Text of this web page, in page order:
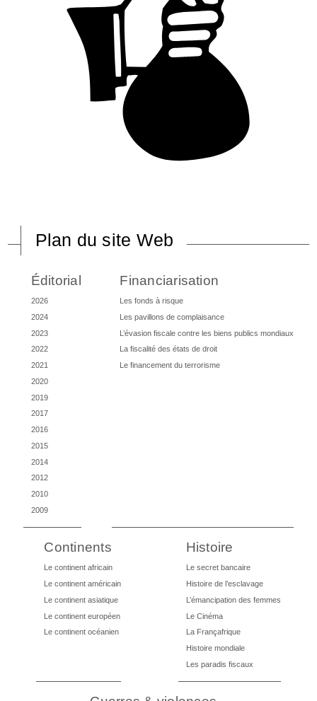
Plan du site Web
Éditorial
2026
2024
2023
2022
2021
2020
2019
2017
2016
2015
2014
2012
2010
2009
Financiarisation
Les fonds à risque
Les pavillons de complaisance
L’évasion fiscale contre les biens publics mondiaux
La fiscalité des états de droit
Le financement du terrorisme
Continents
Le continent africain
Le continent américain
Le continent asiatique
Le continent européen
Le continent océanien
Histoire
Le secret bancaire
Histoire de l’esclavage
L’émancipation des femmes
Le Cinéma
La Françafrique
Histoire mondiale
Les paradis fiscaux